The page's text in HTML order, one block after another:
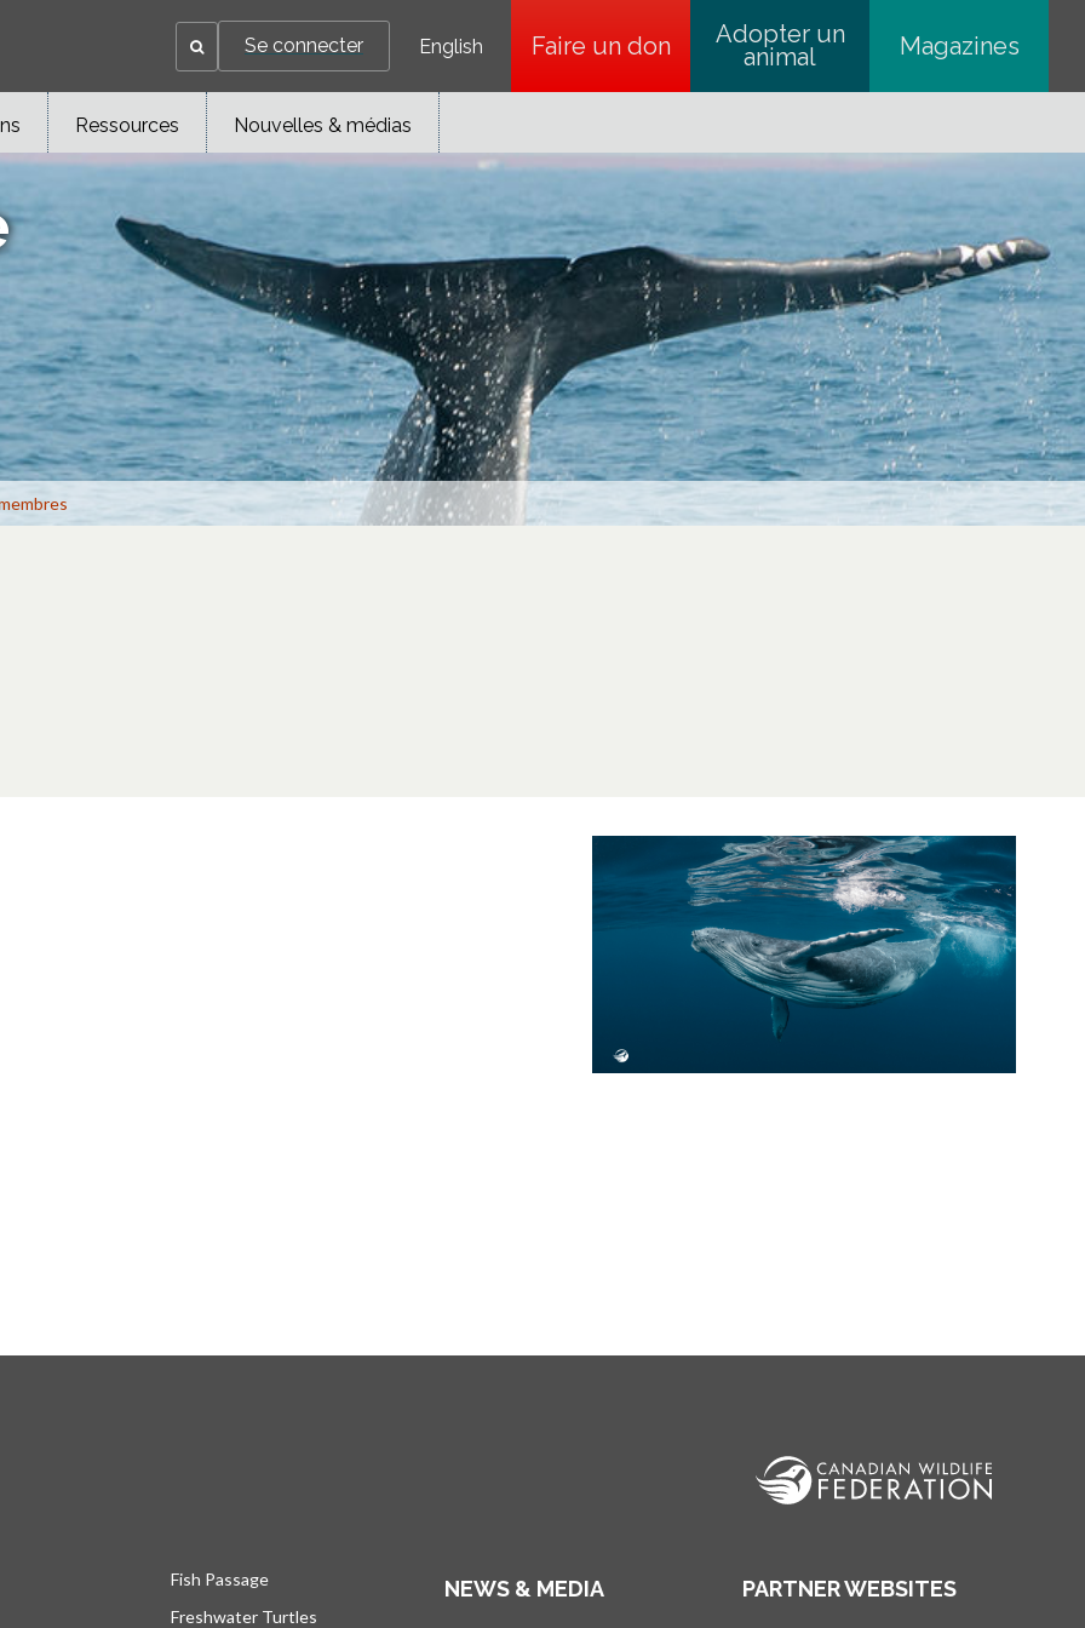
Se connecter English Faire un dons’ouvre dans un nouvel onglet
Adopter un
animal Magazines
Ressources Nouvelles & médias
Fish Passage
Freshwater Turtles
NEWS & MEDIA PARTNER WEBSITES